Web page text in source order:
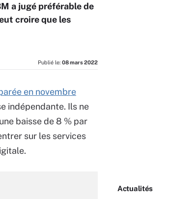
a jugé préférable de
croire que les
Publié le: 08 mars 2022
en novembre
indépendante. Ils ne
baisse de 8 % par
sur les services
Actualités